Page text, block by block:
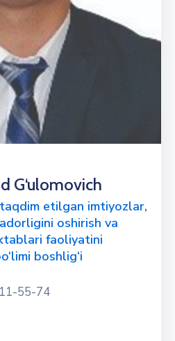
G‘ulomovich
etilgan imtiyozlar,
oshirish va
faoliyatini
boshlig‘i
55-74